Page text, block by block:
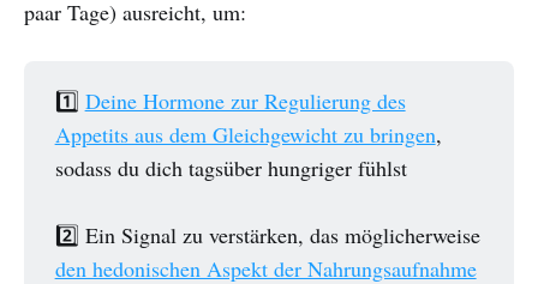
paar Tage) ausreicht, um:
1️⃣ Deine Hormone zur Regulierung des
Appetits aus dem Gleichgewicht zu bringen,
sodass du dich tagsüber hungriger fühlst
2️⃣ Ein Signal zu verstärken, das möglicherweise
den hedonischen Aspekt der Nahrungsaufnahme